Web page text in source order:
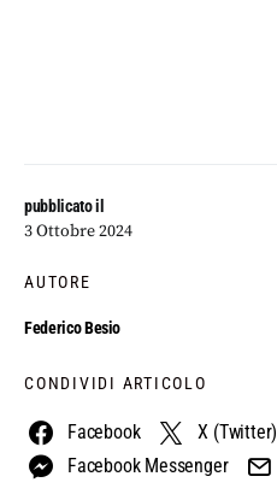
pubblicato il
3 Ottobre 2024
AUTORE
Federico Besio
CONDIVIDI ARTICOLO
Facebook X (Twitter)
Facebook Messenger